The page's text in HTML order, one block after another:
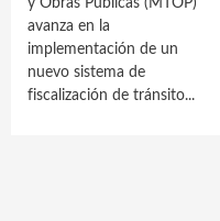
y Obras Públicas (MTOP)
avanza en la
implementación de un
nuevo sistema de
fiscalización de tránsito...